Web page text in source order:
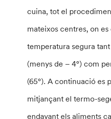
cuina, tot el
mateixos centres, on es
temperatura segura
(menys de – 4°) com
(65°). A continuació es
mitjançant el termo-
endavant els aliments